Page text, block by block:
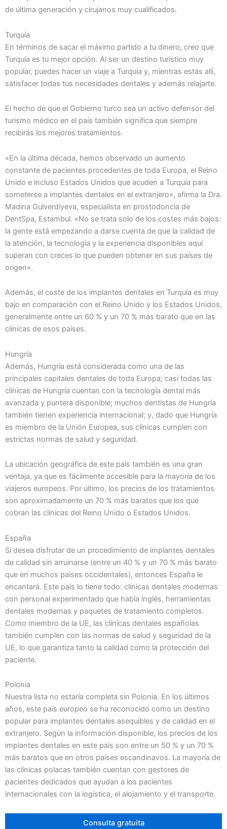
de última generación y cirujanos muy cualificados.
Turquía
En términos de sacar el máximo partido a tu dinero, creo que
Turquía es tu mejor opción. Al ser un destino turístico muy
popular, puedes hacer un viaje a Turquía y, mientras estás allí,
satisfacer todas tus necesidades dentales y además relajarte.
El hecho de que el Gobierno turco sea un activo defensor del
turismo médico en el país también significa que siempre
recibirás los mejores tratamientos.
«En la última década, hemos observado un aumento
constante de pacientes procedentes de toda Europa, el Reino
Unido e incluso Estados Unidos que acuden a Turquía para
someterse a implantes dentales en el extranjero», afirma la Dra.
Madina Gulverdiyeva, especialista en prostodoncia de
DentSpa, Estambul. «No se trata solo de los costes más bajos:
la gente está empezando a darse cuenta de que la calidad de
la atención, la tecnología y la experiencia disponibles aquí
superan con creces lo que pueden obtener en sus países de
origen».
Además, el coste de los implantes dentales en Turquía es muy
bajo en comparación con el Reino Unido y los Estados Unidos,
generalmente entre un 60 % y un 70 % más barato que en las
clínicas de esos países.
Hungría
Además, Hungría está considerada como una de las
principales capitales dentales de toda Europa; casi todas las
clínicas de Hungría cuentan con la tecnología dental más
avanzada y puntera disponible; muchos dentistas de Hungría
también tienen experiencia internacional; y, dado que Hungría
es miembro de la Unión Europea, sus clínicas cumplen con
estrictas normas de salud y seguridad.
La ubicación geográfica de este país también es una gran
ventaja, ya que es fácilmente accesible para la mayoría de los
viajeros europeos. Por último, los precios de los tratamientos
son aproximadamente un 70 % más baratos que los que
cobran las clínicas del Reino Unido o Estados Unidos.
España
Si desea disfrutar de un procedimiento de implantes dentales
de calidad sin arruinarse (entre un 40 % y un 70 % más barato
que en muchos países occidentales), entonces España le
encantará. Este país lo tiene todo: clínicas dentales modernas
con personal experimentado que habla inglés, herramientas
dentales modernas y paquetes de tratamiento completos.
Como miembro de la UE, las clínicas dentales españolas
también cumplen con las normas de salud y seguridad de la
UE, lo que garantiza tanto la calidad como la protección del
paciente.
Polonia
Nuestra lista no estaría completa sin Polonia. En los últimos
años, este país europeo se ha reconocido como un destino
popular para implantes dentales asequibles y de calidad en el
extranjero. Según la información disponible, los precios de los
implantes dentales en este país son entre un 50 % y un 70 %
más baratos que en otros países escandinavos. La mayoría de
las clínicas polacas también cuentan con gestores de
pacientes dedicados que ayudan a los pacientes
internacionales con la logística, el alojamiento y el transporte.
Consulta gratuita